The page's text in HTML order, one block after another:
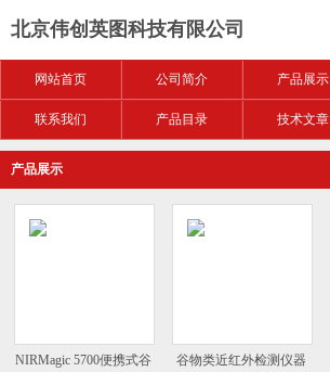
北京伟创英图科技有限公司
网站首页 公司简介 产品展示
联系我们 产品目录 技术文章
产品展示
NIRMagic 5700便携式谷
谷物类近红外检测仪器